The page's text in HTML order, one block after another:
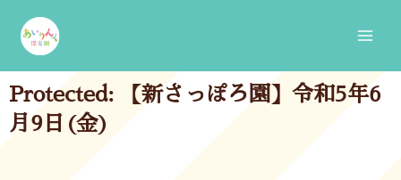
content
Protected: 【新さっぽろ園】令和5年6
月9日(金)